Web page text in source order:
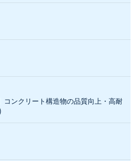
コンクリート構造物の品質向上・高耐